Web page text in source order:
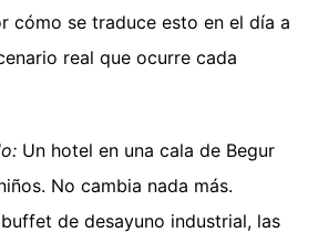
cómo se traduce esto en el día a
real que ocurre cada
Un hotel en una cala de Begur
No cambia nada más.
de desayuno industrial, las